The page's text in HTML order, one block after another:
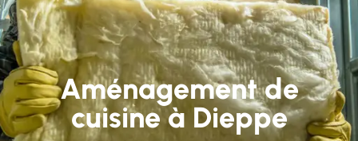
Aménagement de
cuisine à Dieppe